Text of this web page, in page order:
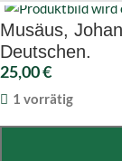
Musäus,
Deutschen.
25,00€
1 vorrätig